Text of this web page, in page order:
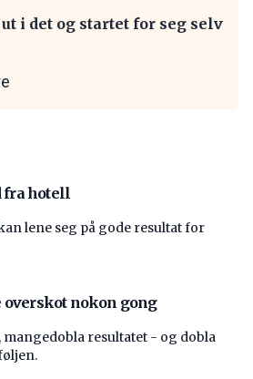
ut i det og startet for seg selv
fra hotell
lene seg på gode resultat for
overskot nokon gong
resultatet - og dobla